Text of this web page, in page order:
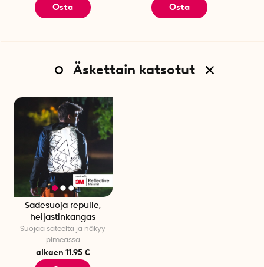
Osta Osta
Äskettain katsotut
Sadesuoja repulle,
heijastinkangas
Suojaa sateelta ja näkyy
pimeässä
alkaen 11.95 €